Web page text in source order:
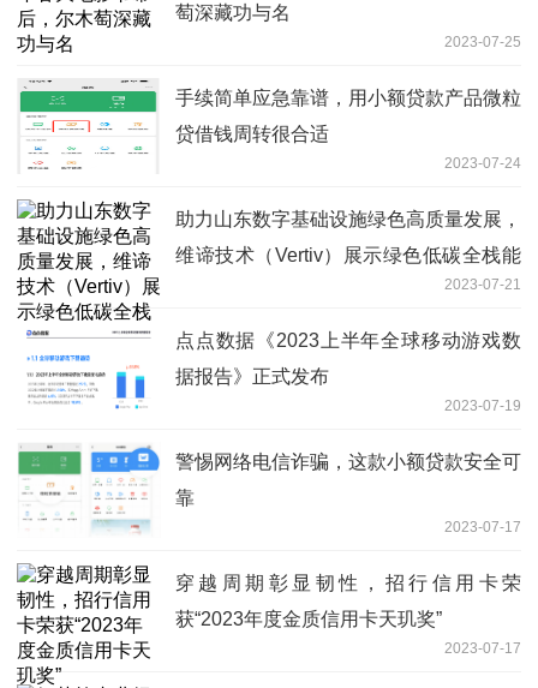
萄深藏功与名
2023-07-25
手续简单应急靠谱，用小额贷款产品微粒
贷借钱周转很合适
2023-07-24
助力山东数字基础设施绿色高质量发展，
维谛技术（Vertiv）展示绿色低碳全栈能
2023-07-21
点点数据《2023上半年全球移动游戏数
据报告》正式发布
2023-07-19
警惕网络电信诈骗，这款小额贷款安全可
靠
2023-07-17
穿越周期彰显韧性，招行信用卡荣
获“2023年度金质信用卡天玑奖”
2023-07-17